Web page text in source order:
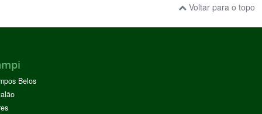
Voltar para o topo
Belos